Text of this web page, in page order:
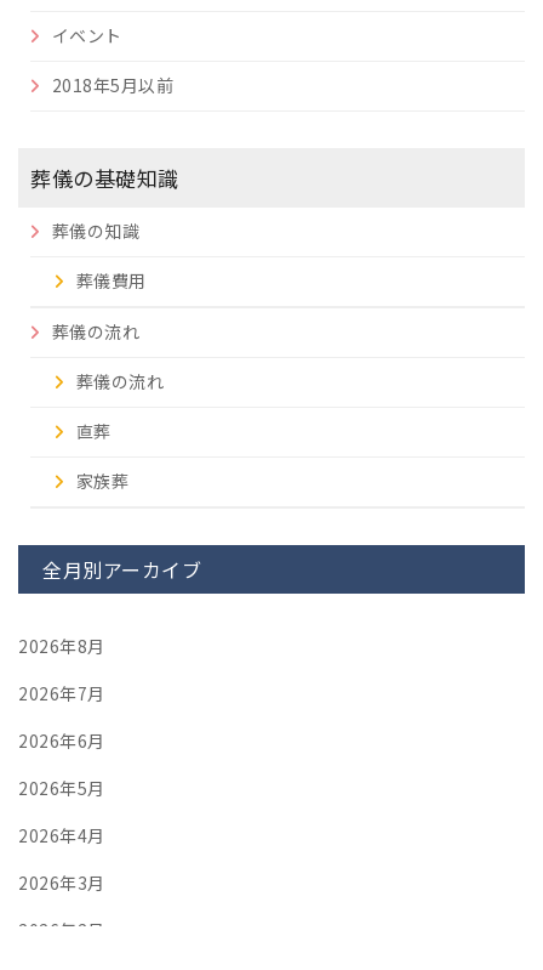
イベント
2018年5月以前
葬儀の基礎知識
葬儀の知識
葬儀費用
葬儀の流れ
葬儀の流れ
直葬
家族葬
全月別アーカイブ
2026年8月
2026年7月
2026年6月
2026年5月
2026年4月
2026年3月
2026年2月